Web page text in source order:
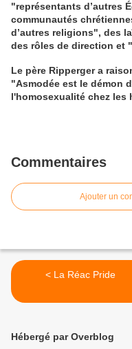
"représentants d’autres
communautés
d’autres religions", des
des rôles de direction et
Le père Ripperger a
"Asmodée est le démon
l'homosexualité chez les
Commentaires
Ajouter un
< La Réac Pride
Hébergé par Overblog